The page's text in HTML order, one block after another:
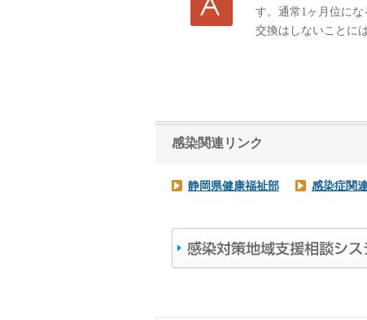
す。通常1ヶ月位に
交換はしないことに
感染関連リンク
静岡県健康福祉部 感染症関